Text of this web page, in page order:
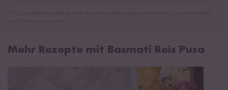
Mehr Rezepte mit Basmati Reis Pusa